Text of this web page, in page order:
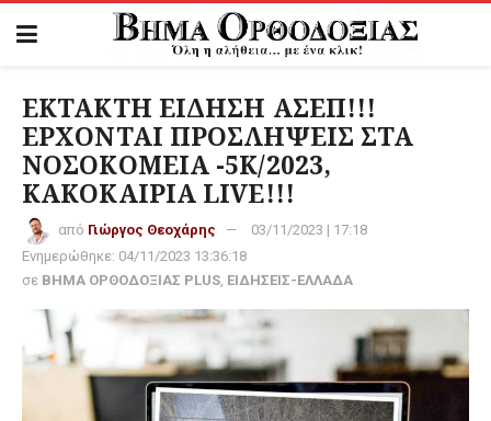
ΕΚΤΑΚΤΗ ΕΙΔΗΣΗ ΑΣΕΠ!!!
ΕΡΧΟΝΤΑΙ ΠΡΟΣΛΗΨΕΙΣ ΣΤΑ
ΝΟΣΟΚΟΜΕΙΑ -5Κ/2023,
ΚΑΚΟΚΑΙΡΙΑ LIVE!!!
από Γιώργος Θεοχάρης
03/11/2023 | 17:18
Ενημερώθηκε: 04/11/2023 13:36:18
σε ΒΗΜΑ ΟΡΘΟΔΟΞΙΑΣ PLUS, ΕΙΔΗΣΕΙΣ-ΕΛΛΑΔΑ